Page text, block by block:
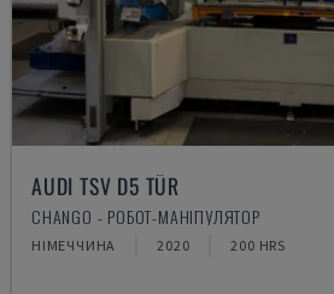
AUDI TSV D5 TÜR
CHANGO - РОБОТ-МАНІПУЛЯТОР
НІМЕЧЧИНА 2020 200 HRS